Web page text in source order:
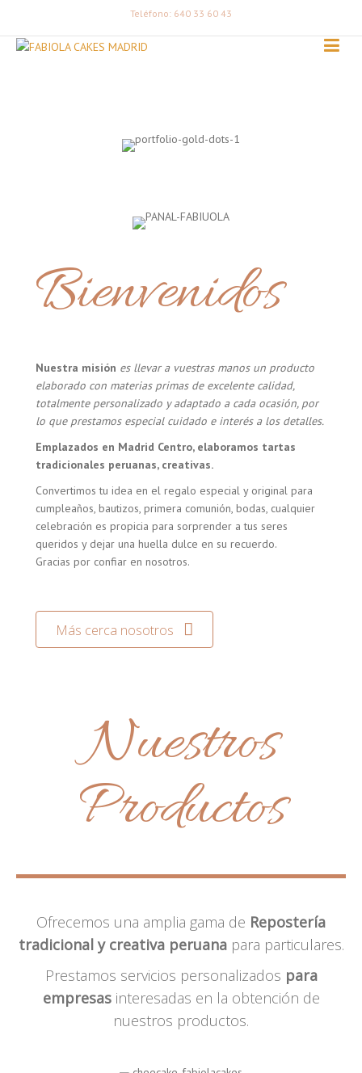
Teléfono: 640 33 60 43
Bienvenidos
Nuestra misión es llevar a vuestras manos un producto
elaborado con materias primas de excelente calidad,
totalmente personalizado y adaptado a cada ocasión, por
lo que prestamos especial cuidado e interés a los detalles.
Emplazados en Madrid Centro, elaboramos tartas
tradicionales peruanas, creativas.
Convertimos tu idea en el regalo especial y original para
cumpleaños, bautizos, primera comunión, bodas, cualquier
celebración es propicia para sorprender a tus seres
queridos y dejar una huella dulce en su recuerdo.
Gracias por confiar en nosotros.
Más cerca nosotros
Nuestros
Productos
Ofrecemos una amplia gama de Repostería
tradicional y creativa peruanapara particulares.
Prestamos servicios personalizados para
empresasinteresadas en la obtención de
nuestros productos.